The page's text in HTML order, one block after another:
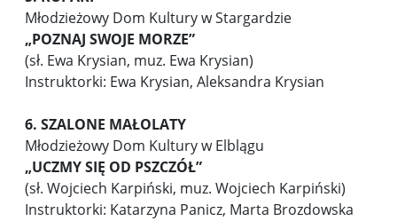
Młodzieżowy Dom Kultury w Stargardzie
„POZNAJ SWOJE MORZE”
(sł. Ewa Krysian, muz. Ewa Krysian)
Instruktorki: Ewa Krysian, Aleksandra Krysian
6. SZALONE MAŁOLATY
Młodzieżowy Dom Kultury w Elblągu
„UCZMY SIĘ OD PSZCZÓŁ”
(sł. Wojciech Karpiński, muz. Wojciech Karpiński)
Instruktorki: Katarzyna Panicz, Marta Brozdowska